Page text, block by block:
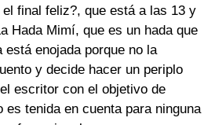
final feliz?, que está a las 13 y
Hada Mimí, que es un hada que
enojada porque no la
y decide hacer un periplo
escritor con el objetivo de
es tenida en cuenta para ninguna